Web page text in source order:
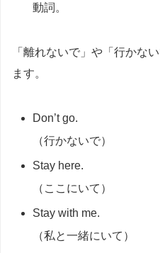
動詞。
「離れないで」や「行かな
ます。
Don’t go.
（行かないで）
Stay here.
（ここにいて）
Stay with me.
（私と一緒にいて）